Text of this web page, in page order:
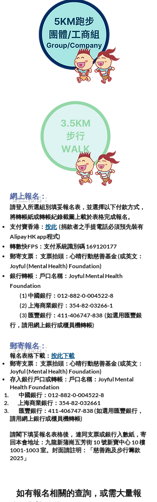
網上報名​：
​​請登入所選組別填妥報名表，並選擇以下付款方式，
將轉帳紙或轉帳紀錄截圖上載於表格完成報名。
支付寶香港： 按此(捐款者之手提電話必須預先裝有
Alipay HK app程式)
轉數快FPS：支付系統識別碼 169120177
郵寄支票： 支票抬頭：心晴行動慈善基金 (或英文：
Joyful (Mental Health) Foundation)
銀行轉帳： 戶口名稱： Joyful Mental Health
Foundation
(1) 中國銀行：012-882-0-004522-8
(2) 上海商業銀行：354-82-03266-1
(3) 匯豐銀行：411-406747-838 (如選用匯豐銀
行，請用網上銀行或櫃員機轉帳)​
郵寄報名：
報名表格下載： 按此下載
郵寄支票： 支票抬頭：心晴行動慈善基金 (或英文：
Joyful (Mental Health) Foundation)
存入銀行戶口或轉帳： 戶口名稱： Joyful Mental
Health Foundation
中國銀行：012-882-0-004522-8
上海商業銀行：354-82-032661
匯豐銀行：411-406747-838(如選用匯豐銀行，
請用網上銀行或櫃員機轉帳)
請閣下填妥報名表格後， 連同支票或銀行入數紙，寄
回本會地址：九龍新蒲崗五芳街 10 號新寶中心 10 樓
1001-1003室。封面請註明：「慈善跑及步行籌款
2025」
​如有報名相關的查詢，或需大量報